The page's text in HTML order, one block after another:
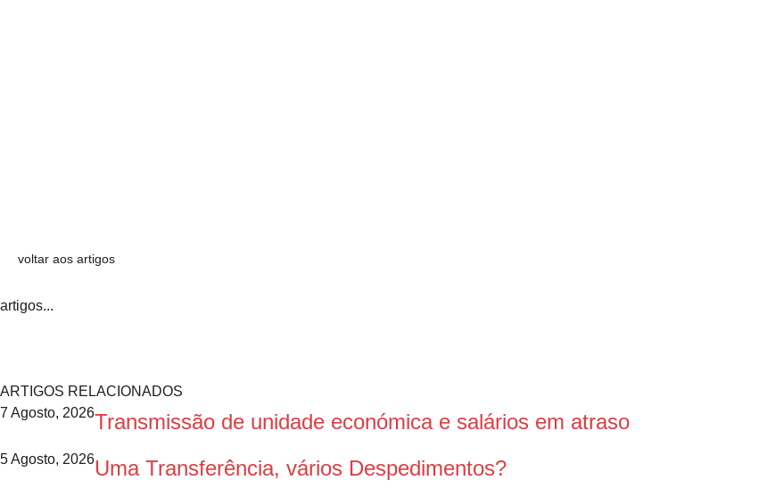
voltar aos artigos
artigos...
ARTIGOS RELACIONADOS
Transmissão de unidade económica e salários em atraso
7 Agosto, 2026
Uma Transferência, vários Despedimentos?
5 Agosto, 2026